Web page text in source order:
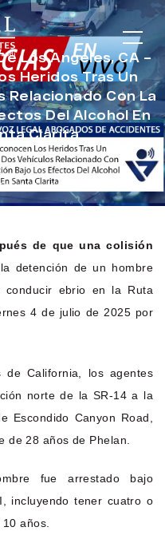
Los Angeles, CA –
Heridos Tras Un
Relacionado Con La
Del Alcohol En
Clarita
de Accidentes
de que una colisión
detención de un hombre
conducir ebrio en la Ruta
4 de julio de 2025 por
de California, los agentes
norte de la SR-14 a la
Escondido Canyon Road,
de 28 años de Phelan.
fue arrestado bajo
incluyendo tener cuatro o
años.